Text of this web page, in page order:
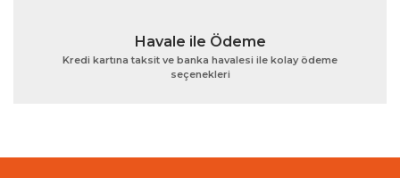
Havale ile Ödeme
Kredi kartına taksit ve banka havalesi ile kolay ödeme
seçenekleri